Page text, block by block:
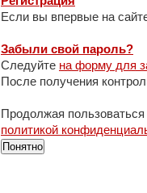
Если вы впервые на
Забыли свой пароль?
Следуйте на форму для
После получения
Продолжая
политикой
Понятно